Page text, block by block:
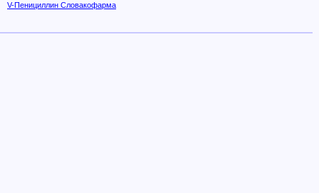
V-Пенициллин Словакофарма